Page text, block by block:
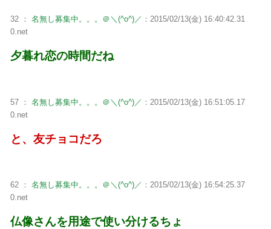
32 ： 名無し募集中。。。＠＼(^o^)／ ：2015/02/13(金) 16:40:42.31
0.net
夕暮れ恋の時間だね
57 ： 名無し募集中。。。＠＼(^o^)／ ：2015/02/13(金) 16:51:05.17
0.net
と、友チョコだろ
62 ： 名無し募集中。。。＠＼(^o^)／ ：2015/02/13(金) 16:54:25.37
0.net
仏像さんを用途で使い分けるちょ